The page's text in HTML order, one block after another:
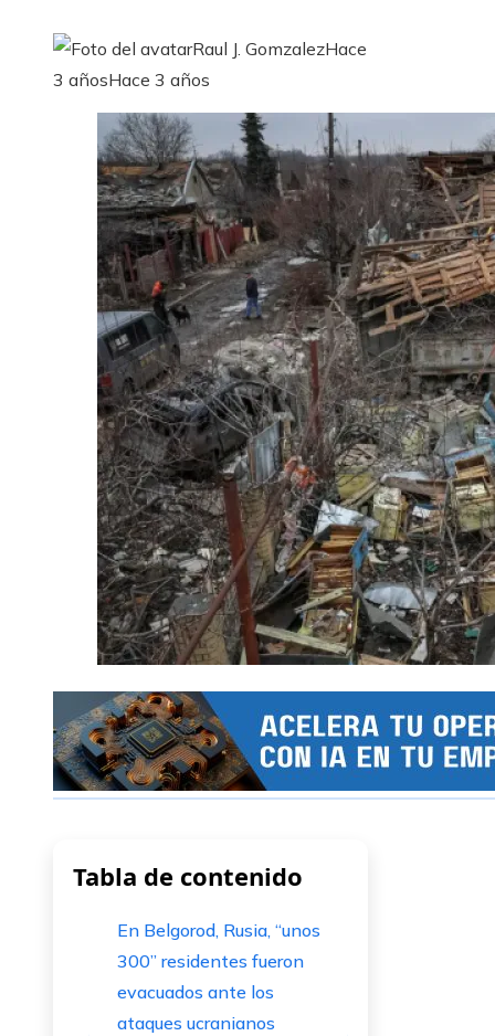
Raul J. GomzalezHace
3 añosHace 3 años
Tabla de contenido
En Belgorod, Rusia, “unos
300” residentes fueron
evacuados ante los
ataques ucranianos